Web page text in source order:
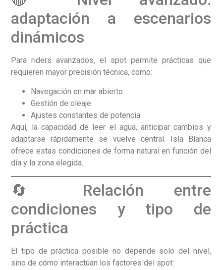
adaptación a escenarios
dinámicos
Para riders avanzados, el spot permite prácticas que
requieren mayor precisión técnica, como:
Navegación en mar abierto
Gestión de oleaje
Ajustes constantes de potencia
Aquí, la capacidad de leer el agua, anticipar cambios y
adaptarse rápidamente se vuelve central. Isla Blanca
ofrece estas condiciones de forma natural en función del
día y la zona elegida.
🔄 Relación entre
condiciones y tipo de
práctica
El tipo de práctica posible no depende solo del nivel,
sino de cómo interactúan los factores del spot: